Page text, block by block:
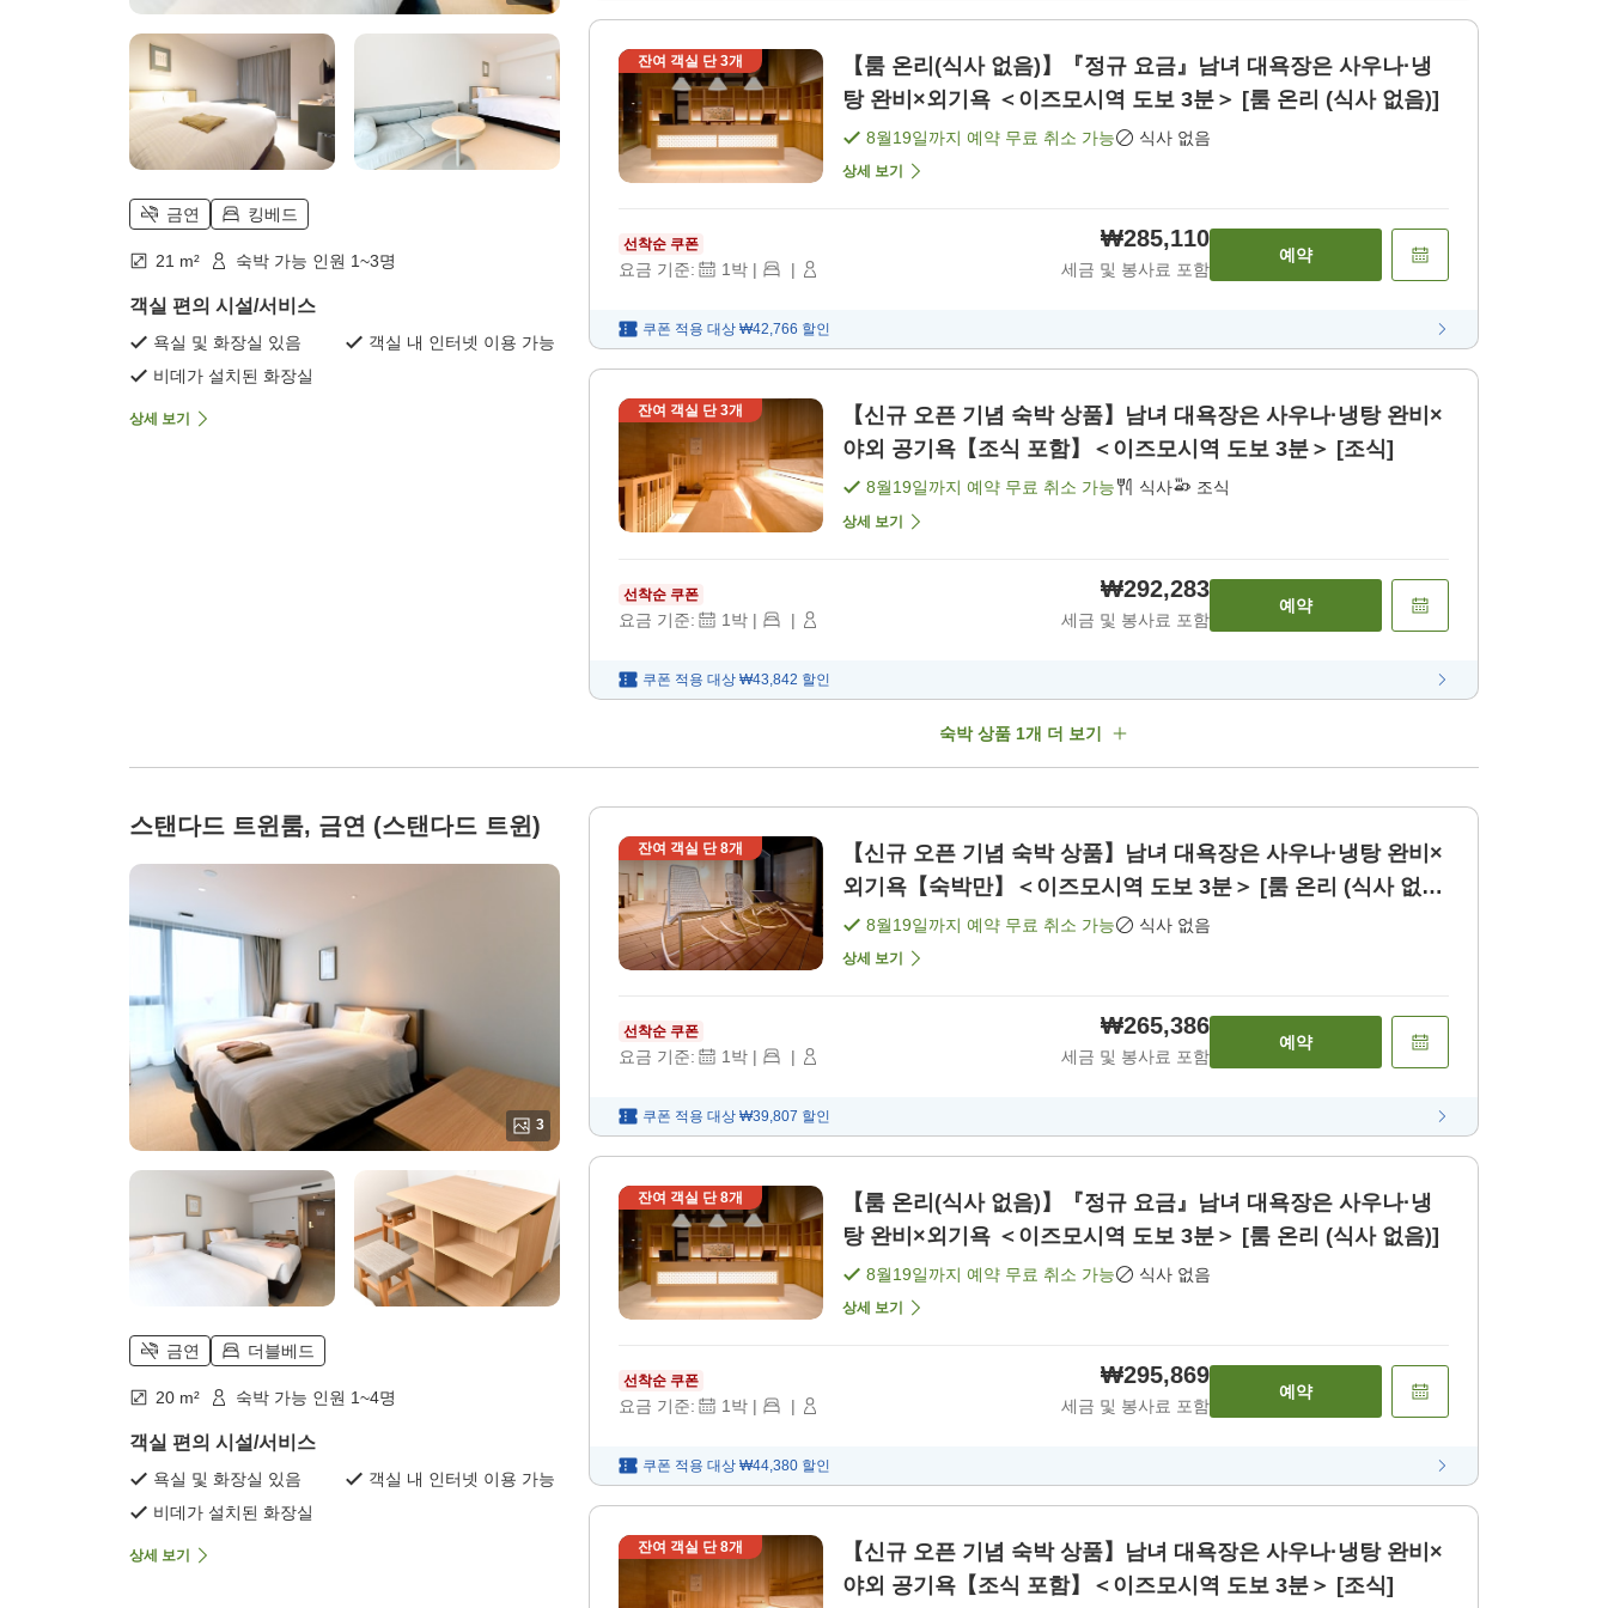
금연 킹베드
21 m² 숙박 가능 인원 1~3명
객실 편의 시설/서비스
욕실 및 화장실 있음
객실 내 인터넷 이용 가능
비데가 설치된 화장실
상세 보기
잔여 객실 단3개
【룸 온리(식사 없음)】『정규 요금』남녀 대욕장은 사우나·냉
탕 완비×외기욕 ＜이즈모시역 도보 3분＞ [룸 온리 (식사 없음)]
8월19일까지 예약 무료 취소 가능 식사 없음
상세 보기
선착순 쿠폰
요금 기준: 1 박 | |
₩285,110
세금 및 봉사료 포함
예약
쿠폰 적용 대상 ₩42,766 할인
잔여 객실 단3개
【신규 오픈 기념 숙박 상품】남녀 대욕장은 사우나·냉탕 완비×
야외 공기욕【조식 포함】＜이즈모시역 도보 3분＞ [조식]
8월19일까지 예약 무료 취소 가능 식사 조식
상세 보기
선착순 쿠폰
요금 기준: 1 박 | |
₩292,283
세금 및 봉사료 포함
예약
쿠폰 적용 대상 ₩43,842 할인
숙박 상품 1개 더 보기
스탠다드 트윈룸, 금연 (스탠다드 트윈)
3
금연 더블베드
20 m² 숙박 가능 인원 1~4명
객실 편의 시설/서비스
욕실 및 화장실 있음
객실 내 인터넷 이용 가능
비데가 설치된 화장실
상세 보기
잔여 객실 단8개
【신규 오픈 기념 숙박 상품】남녀 대욕장은 사우나·냉탕 완비×
외기욕【숙박만】＜이즈모시역 도보 3분＞ [룸 온리 (식사 없
음)]8월19일까지 예약 무료 취소 가능 식사 없음
상세 보기
선착순 쿠폰
요금 기준: 1 박 | |
₩265,386
세금 및 봉사료 포함
예약
쿠폰 적용 대상 ₩39,807 할인
잔여 객실 단8개
【룸 온리(식사 없음)】『정규 요금』남녀 대욕장은 사우나·냉
탕 완비×외기욕 ＜이즈모시역 도보 3분＞ [룸 온리 (식사 없음)]
8월19일까지 예약 무료 취소 가능 식사 없음
상세 보기
선착순 쿠폰
요금 기준: 1 박 | |
₩295,869
세금 및 봉사료 포함
예약
쿠폰 적용 대상 ₩44,380 할인
잔여 객실 단8개
【신규 오픈 기념 숙박 상품】남녀 대욕장은 사우나·냉탕 완비×
야외 공기욕【조식 포함】＜이즈모시역 도보 3분＞ [조식]